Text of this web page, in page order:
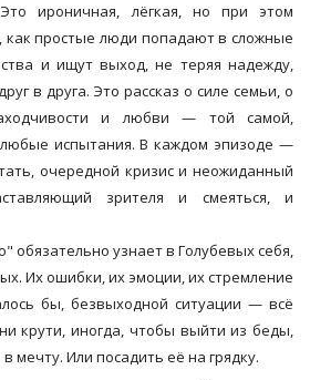
ироничная, лёгкая, но при этом
как простые люди попадают в сложные
и ищут выход, не теряя надежду,
в друга. Это рассказ о силе семьи, о
и любви — той самой,
испытания. В каждом эпизоде —
очередной кризис и неожиданный
зрителя и смеяться, и
обязательно узнает в Голубевых себя,
Их ошибки, их эмоции, их стремление
бы, безвыходной ситуации — всё
крути, иногда, чтобы выйти из беды,
мечту. Или посадить её на грядку.